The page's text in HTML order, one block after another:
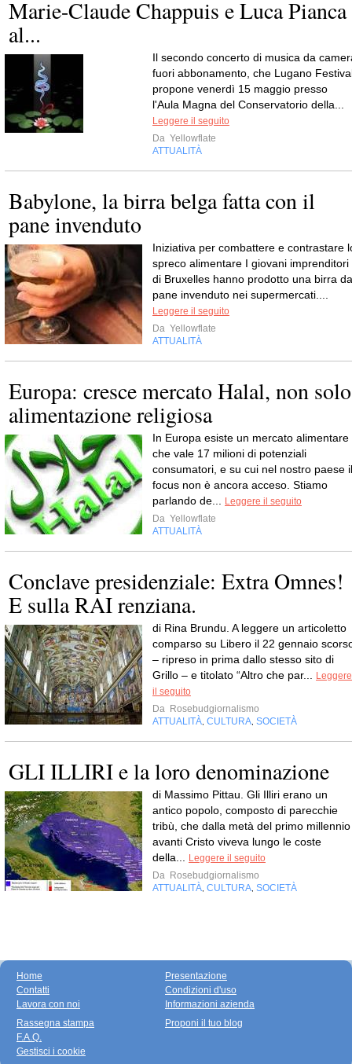
Marie-Claude Chappuis e Luca Pianca
al...
Il secondo concerto di musica da
fuori abbonamento, che Lugano
propone venerdì 15 maggio presso
l'Aula Magna del Conservatorio della...
Leggere il seguito
Da Yellowflate
ATTUALITÀ
Babylone, la birra belga fatta con il
pane invenduto
Iniziativa per combattere e contrastare
spreco alimentare I giovani imprenditori
di Bruxelles hanno prodotto una birra
pane invenduto nei supermercati....
Leggere il seguito
Da Yellowflate
ATTUALITÀ
Europa: cresce mercato Halal, non solo
alimentazione religiosa
In Europa esiste un mercato alimentare
che vale 17 milioni di potenziali
consumatori, e su cui nel nostro paese il
focus non è ancora acceso. Stiamo
parlando de... Leggere il seguito
Da Yellowflate
ATTUALITÀ
Conclave presidenziale: Extra Omnes!
E sulla RAI renziana.
di Rina Brundu. A leggere un articoletto
comparso su Libero il 22 gennaio
– ripreso in prima dallo stesso sito di
Grillo – e titolato “Altro che par... Leggere
il seguito
Da Rosebudgiornalismo
ATTUALITÀ, CULTURA, SOCIETÀ
GLI ILLIRI e la loro denominazione
di Massimo Pittau. Gli Illiri erano un
antico popolo, composto di parecchie
tribù, che dalla metà del primo millennio
avanti Cristo viveva lungo le coste
della... Leggere il seguito
Da Rosebudgiornalismo
ATTUALITÀ, CULTURA, SOCIETÀ
Home
Contatti
Lavora con noi
Presentazione
Condizioni d'uso
Informazioni azienda
Rassegna stampa
F.A.Q.
Gestisci i cookie
Proponi il tuo blog